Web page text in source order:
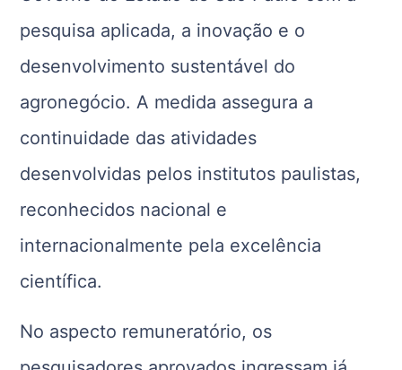
pesquisa aplicada, a inovação e o
desenvolvimento sustentável do
agronegócio. A medida assegura a
continuidade das atividades
desenvolvidas pelos institutos paulistas,
reconhecidos nacional e
internacionalmente pela excelência
científica.
No aspecto remuneratório, os